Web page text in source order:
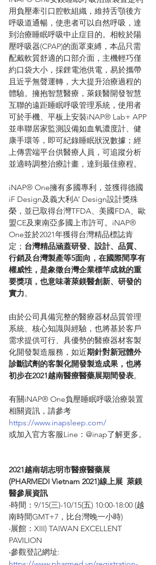
用負壓牽引口腔軟組織，維持舌顎後方
呼吸道通暢，使患者可以自然呼吸，達
到治療睡眠呼吸中止症目的。相較於陽
壓呼吸器(CPAP)的面罩束縛，本品只需
配戴軟質舒適的口部介面，主機輕巧僅
約口袋大小，採鋰電池供電，易於攜帶
且近乎無聲運轉，大大提升治療過程的
體驗。擁抱智慧醫療，萊鎂醫開發智慧
互聯的遠距睡眠呼吸管理系統，使用者
可於手機、平板上安裝iNAP® Lab+ APP
並串聯居家監測設備如血氧濃度計、健
康手環等，即可紀錄睡眠狀況數據；經
上傳雲端平台供醫療人員，可追蹤分析
並適時調整治療計畫，達到最佳療程。
iNAP® One擁有多國專利，並獲得德國
iF Design及義大利A’ Design設計獎殊
榮，並已取得台灣TFDA、美國FDA、歐
盟CE及東南亞多國上市許可。iNAP®
One並於2021年獲得台灣精品標誌肯
定； 台灣精品涵蓋研發、設計、品質、
行銷及台灣製產等5面向，在國際間享有
權威性，是象徵台灣企業標竿成就的重
要獎項，也意味著萊鎂醫創新、研發的
實力。
由於公司具備完整的醫療器材品質管理
系統、核心知識與經驗，也將基於客戶
需求提供可行、具優勢的醫療器材客製
化開發製造服務，如近期針對新冠體外
診斷試劑的客製化開發製造成果，也將
初步在2021越南醫療醫藥展期間發表。
有關iNAP® One負壓睡眠呼吸治療裝置
相關資訊，請參考
https://www.inapsleep.com/
或加入官方客服Line：@inap了解更多。
2021越南胡志明市醫療醫藥展
(PHARMEDI Vietnam 2021)線上展  萊鎂
醫參展資訊
‧時間：9/15(三)-10/15(五) 10:00-18:00 (越
南時間GMT+7，比台灣晚一小時)
‧展館：XIII) TAIWAN EXCELLENT
PAVILION
‧參觀登記網址: